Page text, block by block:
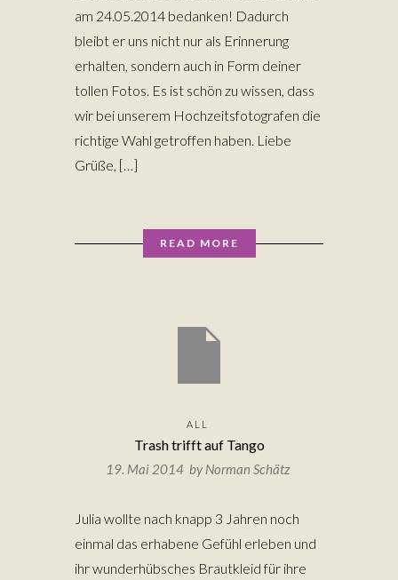
am 24.05.2014 bedanken! Dadurch
bleibt er uns nicht nur als Erinnerung
erhalten, sondern auch in Form deiner
tollen Fotos. Es ist schön zu wissen, dass
wir bei unserem Hochzeitsfotografen die
richtige Wahl getroffen haben. Liebe
Grüße, […]
READ MORE
ALL
Trash trifft auf Tango
19. Mai 2014 byNorman Schätz
Julia wollte nach knapp 3 Jahren noch
einmal das erhabene Gefühl erleben und
ihr wunderhübsches Brautkleid für ihre